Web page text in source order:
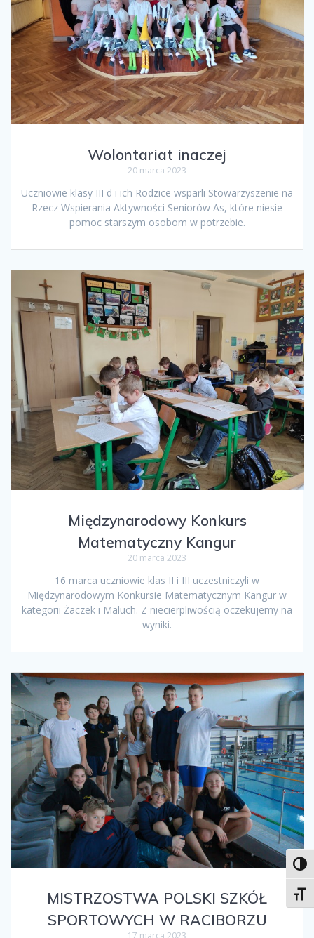
Wolontariat inaczej
20 marca 2023
Uczniowie klasy III d i ich Rodzice wsparli Stowarzyszenie na
Rzecz Wspierania Aktywności Seniorów As, które niesie
pomoc starszym osobom w potrzebie.
Międzynarodowy Konkurs
Matematyczny Kangur
20 marca 2023
16 marca uczniowie klas II i III uczestniczyli w
Międzynarodowym Konkursie Matematycznym Kangur w
kategorii Żaczek i Maluch. Z niecierpliwością oczekujemy na
wyniki.
MISTRZOSTWA POLSKI SZKÓŁ
SPORTOWYCH W RACIBORZU